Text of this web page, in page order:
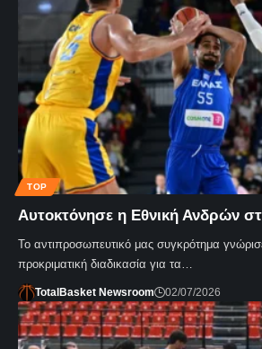
TOP
Αυτοκτόνησε η Εθνική Ανδρών
Το αντιπροσωπευτικό μας συγκρότημα
προκριματική διαδικασία για τα…
TotalBasket Newsroom 02/07/2026